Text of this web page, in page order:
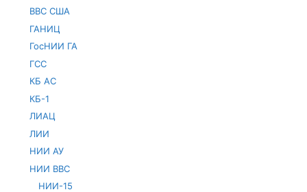
ВВС США
ГАНИЦ
ГосНИИ ГА
ГСС
КБ АС
КБ-1
ЛИАЦ
ЛИИ
НИИ АУ
НИИ ВВС
НИИ-15